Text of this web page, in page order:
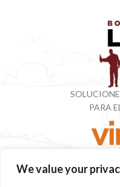
We value your
PARA
VINOTECA CON MÁS